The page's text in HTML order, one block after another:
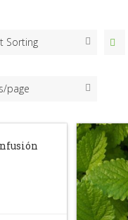
Sorting
page